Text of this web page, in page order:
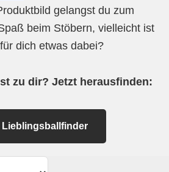
gelangst du zum
beim Stöbern, vielleicht ist
dich etwas dabei?
zu dir? Jetzt herausfinden:
Lieblingsballfinder